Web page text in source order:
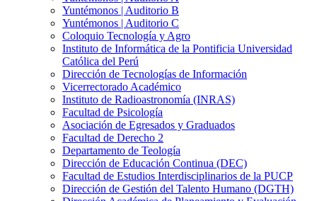
Yuntémonos | Auditorio B
Yuntémonos | Auditorio C
Coloquio Tecnología y Agro
Instituto de Informática de la Pontificia Universidad
Católica del Perú
Dirección de Tecnologías de Información
Vicerrectorado Académico
Instituto de Radioastronomía (INRAS)
Facultad de Psicología
Asociación de Egresados y Graduados
Facultad de Derecho 2
Departamento de Teología
Dirección de Educación Continua (DEC)
Facultad de Estudios Interdisciplinarios de la PUCP
Dirección de Gestión del Talento Humano (DGTH)